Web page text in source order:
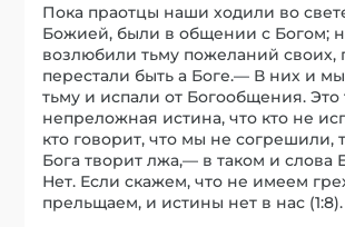
Пока праотцы наши ходили во
Божией, были в общении с Богом;
возлюбили тьму пожеланий своих,
перестали быть а Боге.— В них и
тьму и испали от Богообщения. Это
непреложная истина, что кто не
кто говорит, что мы не согрешили,
Бога творит лжа,— в таком и слова
Нет. Если скажем, что не имеем
прельщаем, и истины нет в нас (1:8).